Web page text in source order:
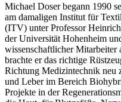
Michael Doser begann 1990
am damaligen Institut für
(ITV) unter Professor
der Universität Hohenheim
wissenschaftlicher
brachte er das richtige
Richtung Medizintechnik neu
und Leber im Bereich
Projekte in der